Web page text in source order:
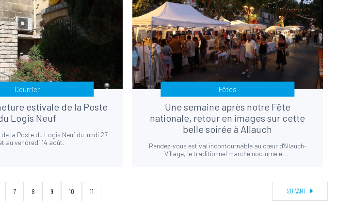
Courrier
estivale de la Poste
Logis Neuf
la Poste du Logis Neuf du lundi 27
au vendredi 14 août.
Fêtes
Une semaine après notre Fête
nationale, retour en images sur cette
belle soirée à Allauch
Rendez-vous estival incontournable au cœur d'Allauch-
Village, le traditionnel marché nocturne et...
7 8 9 10 11 SUIVANT